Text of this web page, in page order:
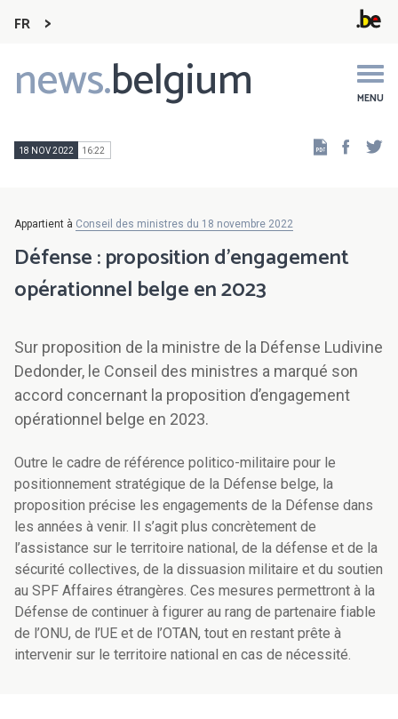
FR
news.belgium MENU
Main
navigation
18 NOV 2022 16:22
Appartient à Conseil des ministres du 18 novembre 2022
Défense : proposition d’engagement
opérationnel belge en 2023
Sur proposition de la ministre de la Défense Ludivine
Dedonder, le Conseil des ministres a marqué son
accord concernant la proposition d’engagement
opérationnel belge en 2023.
Outre le cadre de référence politico-militaire pour le
positionnement stratégique de la Défense belge, la
proposition précise les engagements de la Défense dans
les années à venir. Il s’agit plus concrètement de
l’assistance sur le territoire national, de la défense et de la
sécurité collectives, de la dissuasion militaire et du soutien
au SPF Affaires étrangères. Ces mesures permettront à la
Défense de continuer à figurer au rang de partenaire fiable
de l’ONU, de l’UE et de l’OTAN, tout en restant prête à
intervenir sur le territoire national en cas de nécessité.